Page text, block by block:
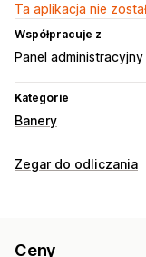
Ta aplikacja nie
Współpracuje z
Panel
Kategorie
Banery
Typ banera
Zegar do odliczania
Niestandardowy tekst
Ceny